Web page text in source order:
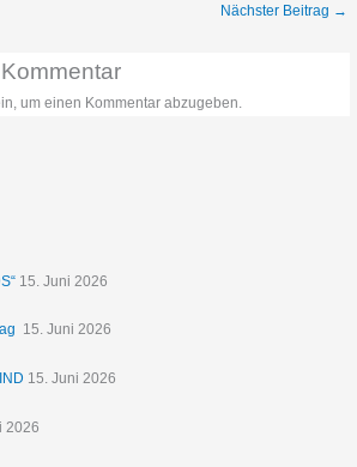
Nächster Beitrag →
um einen Kommentar abzugeben.
15. Juni 2026
15. Juni 2026
15. Juni 2026
2026